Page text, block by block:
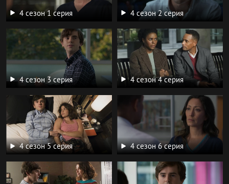
4 сезон 1 серия 4 сезон 2 серия
4 сезон 3 серия 4 сезон 4 серия
4 сезон 5 серия 4 сезон 6 серия